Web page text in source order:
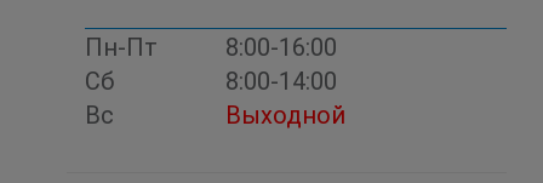
Пн-Пт
8:00-16:00
Сб
8:00-14:00
Вс
Выходной